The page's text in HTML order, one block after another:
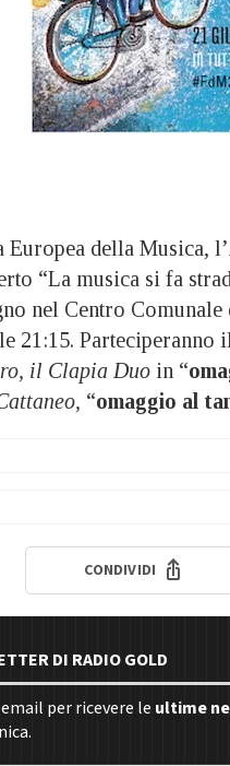
Europea della Musica,
“La musica si fa
nel Centro
21:15. Parteciperanno
il Clapia Duo in “
“omaggio al
CONDIVIDI
DI RADIO GOLD
per ricevere le ultime